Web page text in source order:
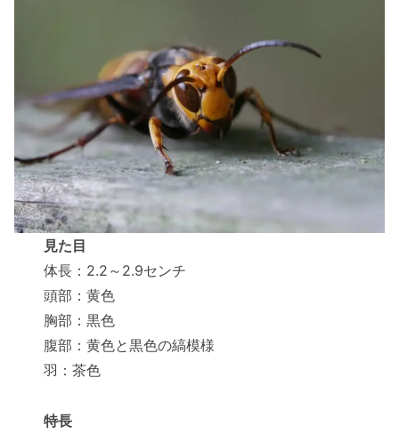
見た目
体長：2.2～2.9センチ
頭部：黄色
胸部：黒色
腹部：黄色と黒色の縞模様
羽：茶色
特長